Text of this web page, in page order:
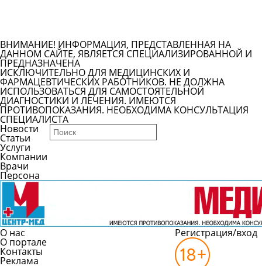
ВНИМАНИЕ! ИНФОРМАЦИЯ, ПРЕДСТАВЛЕННАЯ НА
ДАННОМ САЙТЕ, ЯВЛЯЕТСЯ СПЕЦИАЛИЗИРОВАННОЙ И
ПРЕДНАЗНАЧЕНА
ИСКЛЮЧИТЕЛЬНО ДЛЯ МЕДИЦИНСКИХ И
ФАРМАЦЕВТИЧЕСКИХ РАБОТНИКОВ. НЕ ДОЛЖНА
ИСПОЛЬЗОВАТЬСЯ ДЛЯ САМОСТОЯТЕЛЬНОЙ
ДИАГНОСТИКИ И ЛЕЧЕНИЯ. ИМЕЮТСЯ
ПРОТИВОПОКАЗАНИЯ. НЕОБХОДИМА КОНСУЛЬТАЦИЯ
СПЕЦИАЛИСТА
Новости
Статьи
Услуги
Компании
Врачи
Персона
О нас
О портале
Контакты
Реклама
Регистрация/вход